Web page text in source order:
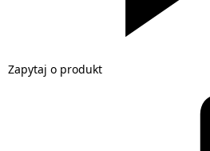
Zapytaj o produkt